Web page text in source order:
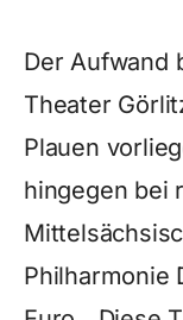
Der Aufwand
Theater
Plauen
hingegen bei
Philharmonie